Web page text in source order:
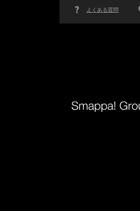
よくある質問